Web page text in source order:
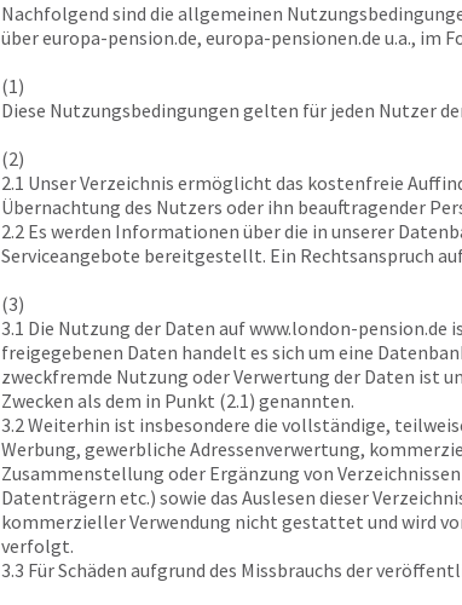
Nachfolgend sind die allgemeinen
über europa-pension.de, europa-pensionen.de u.a., im
(1)
Diese Nutzungsbedingungen gelten für jeden Nutzer
(2)
2.1 Unser Verzeichnis ermöglicht das kostenfreie
Übernachtung des Nutzers oder ihn beauftragender
2.2 Es werden Informationen über die in unserer
Serviceangebote bereitgestellt. Ein Rechtsanspruch
(3)
3.1 Die Nutzung der Daten aufwww.london-pension.de
freigegebenen Daten handelt es sich um eine
zweckfremde Nutzung oder Verwertung der Daten ist
Zwecken als dem in Punkt (2.1) genannten.
3.2 Weiterhin ist insbesondere die vollständige,
Werbung, gewerbliche Adressenverwertung,
Zusammenstellung oder Ergänzung von
Datenträgern etc.) sowie das Auslesen dieser
kommerzieller Verwendung nicht gestattet und wird
verfolgt.
3.3 Für Schäden aufgrund des Missbrauchs der